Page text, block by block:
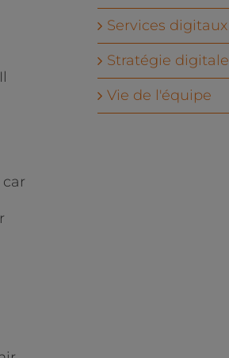
Services digitaux
Stratégie digitale
Vie de l'équipe